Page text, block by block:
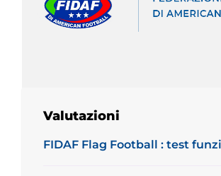
Valutazioni
FIDAF Flag Football : test